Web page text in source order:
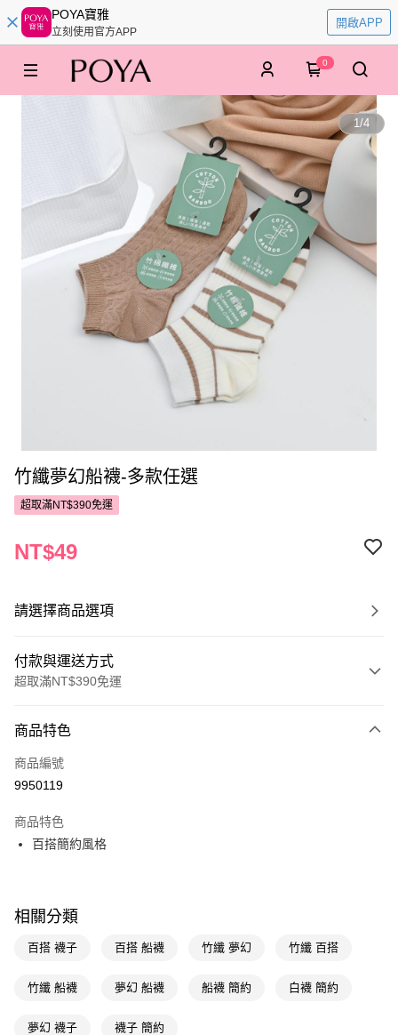
POYA寶雅
立刻使用官方APP
開啟APP
0
1/4
竹纖夢幻船襪-多款任選
超取滿NT$390免運
NT$49
請選擇商品選項
付款與運送方式
超取滿NT$390免運
POYA支付
信用卡一次付款
LINE Pay
街口支付
相關說明
商品特色
商品編號
9950119
商品特色
百搭簡約風格
相關分類
百搭 襪子 百搭 船襪 竹纖 夢幻 竹纖 百搭
竹纖 船襪 夢幻 船襪 船襪 簡約 白襪 簡約
夢幻 襪子 襪子 簡約